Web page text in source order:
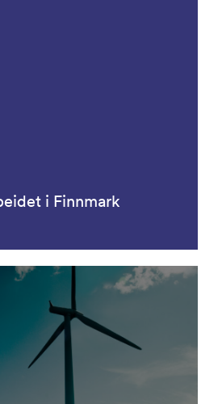
i Finnmark